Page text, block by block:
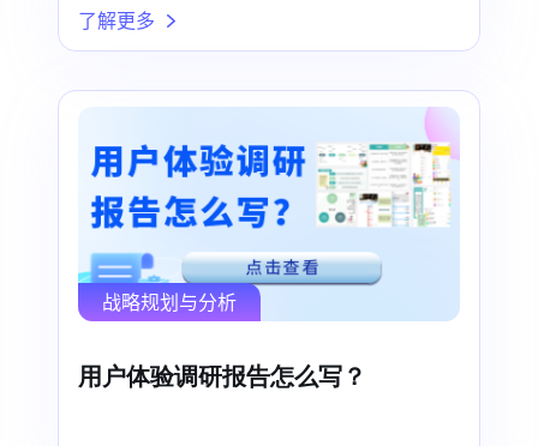
了解更多
战略规划与分析
用户体验调研报告怎么写？